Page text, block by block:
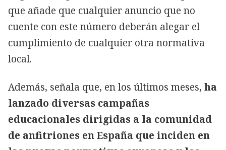
que añade que cualquier anuncio que no
cuente con este número deberán alegar el
cumplimiento de cualquier otra normativa
local.
Además, señala que, en los últimos meses, ha
lanzado diversas campañas
educacionales dirigidas a la comunidad
de anfitriones en España que inciden en